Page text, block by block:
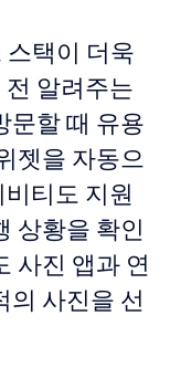
스택이 더욱
알려주는
문할 때 유용
젯을 자동으
티도 지원
상황을 확인
사진 앱과 연
의 사진을 선